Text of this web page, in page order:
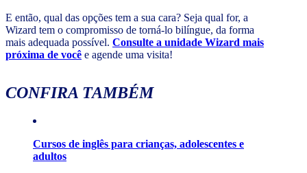
E então, qual das opções tem a sua cara? Seja qual for, a
Wizard tem o compromisso de torná-lo bilíngue, da forma
mais adequada possível. Consulte a unidade Wizard mais
próxima de você e agende uma visita!
CONFIRA TAMBÉM
Cursos de inglês para crianças, adolescentes e
adultos